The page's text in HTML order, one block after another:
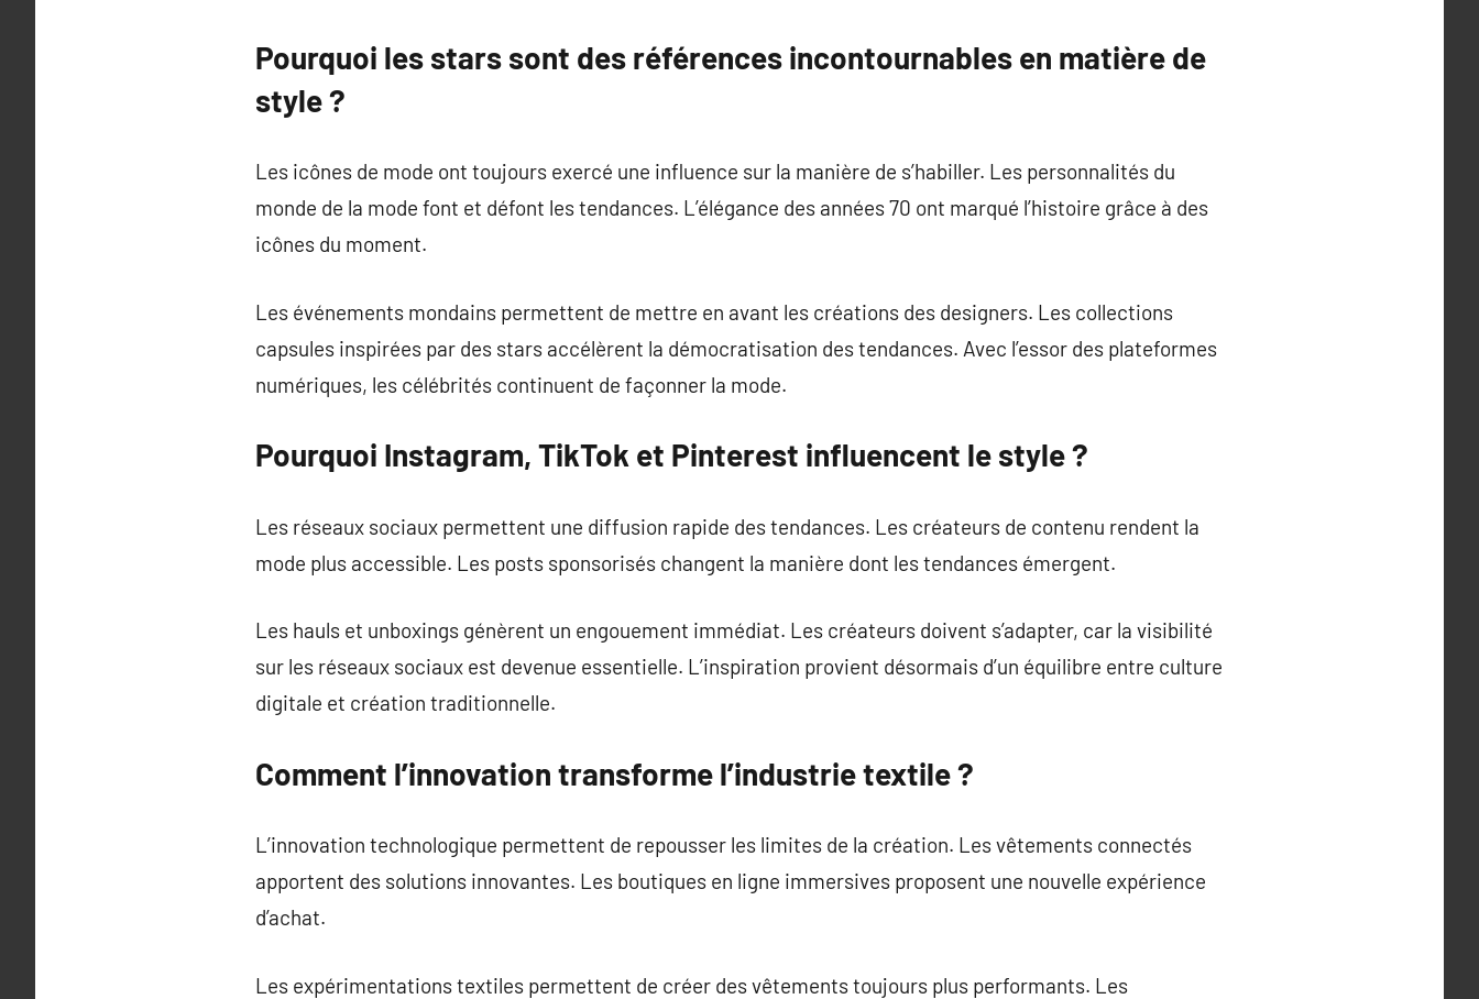
Pourquoi les stars sont des références incontournables en matière de
style ?
Les icônes de mode ont toujours exercé une influence sur la manière de s’habiller. Les personnalités du
monde de la mode font et défont les tendances. L’élégance des années 70 ont marqué l’histoire grâce à des
icônes du moment.
Les événements mondains permettent de mettre en avant les créations des designers. Les collections
capsules inspirées par des stars accélèrent la démocratisation des tendances. Avec l’essor des plateformes
numériques, les célébrités continuent de façonner la mode.
Pourquoi Instagram, TikTok et Pinterest influencent le style ?
Les réseaux sociaux permettent une diffusion rapide des tendances. Les créateurs de contenu rendent la
mode plus accessible. Les posts sponsorisés changent la manière dont les tendances émergent.
Les hauls et unboxings génèrent un engouement immédiat. Les créateurs doivent s’adapter, car la visibilité
sur les réseaux sociaux est devenue essentielle. L’inspiration provient désormais d’un équilibre entre culture
digitale et création traditionnelle.
Comment l’innovation transforme l’industrie textile ?
L’innovation technologique permettent de repousser les limites de la création. Les vêtements connectés
apportent des solutions innovantes. Les boutiques en ligne immersives proposent une nouvelle expérience
d’achat.
Les expérimentations textiles permettent de créer des vêtements toujours plus performants. Les